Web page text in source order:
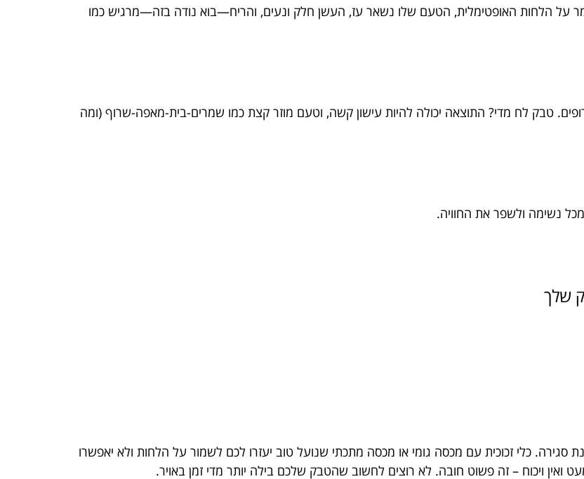
על הלחות האופטימלית, הטעם שלו נשאר עז, העשן חלק ונעים, והריח—בוא נודה בזה—מרגיש כמו
טבק לח מדי? התוצאה יכולה להיות עישון קשה, וטעם מוזר קצת כמו שמרים-בית-מאפה-שרוף (ומה
נשימה ולשפר את החוויה.
סגירה. כלי זכוכית עם מכסה גומי או מכסה מתכתי שנועל טוב יעזרו לכם לשמור על הלחות ולא יאפשרו
ויכוח – זה פשוט חובה. לא רוצים לחשוב שהטבק שלכם בילה יותר מדי זמן באויר.